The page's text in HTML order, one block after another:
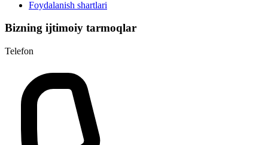
Foydalanish shartlari
Bizning ijtimoiy tarmoqlar
Telefon